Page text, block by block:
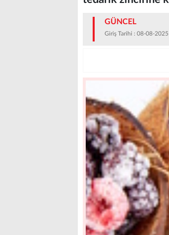
GÜNCEL
Giriş Tarihi : 08-08-